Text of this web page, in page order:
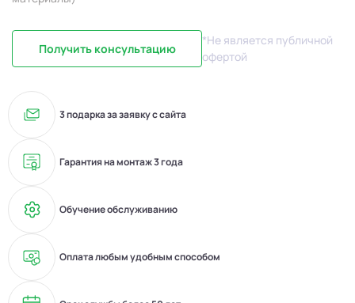
Получить консультацию
*Не является публичной
офертой
3 подарка за заявку с сайта
Гарантия на монтаж 3 года
Обучение обслуживанию
Оплата любым удобным способом